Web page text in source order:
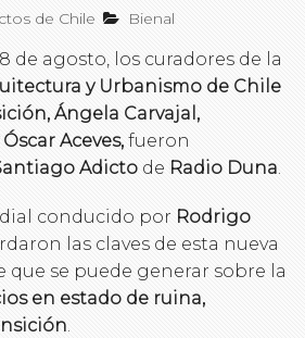
de Chile Bienal
de agosto, los curadores de la
y Urbanismo de Chile
Ángela Carvajal,
Aceves, fueron
Adicto de Radio Duna.
conducido por Rodrigo
las claves de esta nueva
que se puede generar sobre la
en estado de ruina,
.